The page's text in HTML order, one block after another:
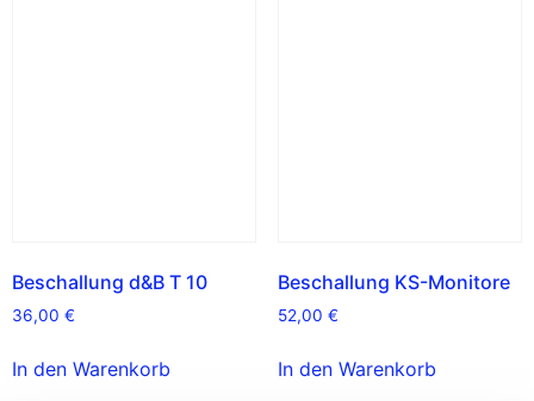
Beschallung d&B T 10
36,00 €
In den Warenkorb
Beschallung KS-Monitore
52,00 €
In den Warenkorb